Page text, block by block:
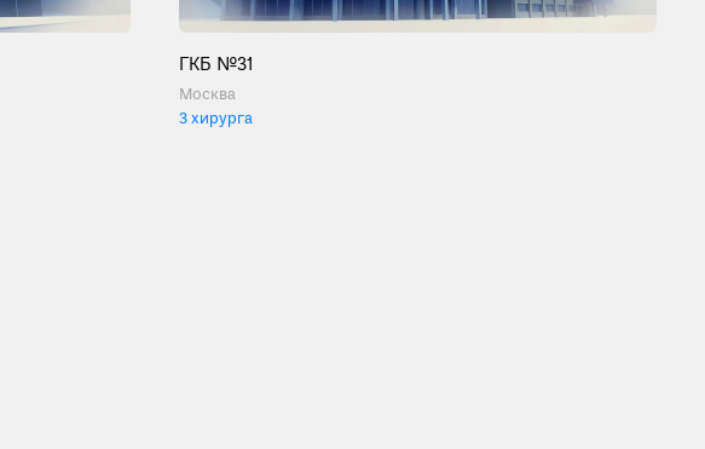
ГКБ №31
Москва
3 хирурга